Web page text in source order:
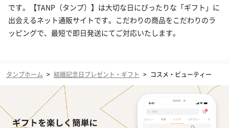
です。【TANP（タンプ）】は大切な日にぴったりな「ギフト」に
出会えるネット通販サイトです。こだわりの商品をこだわりのラ
ッピングで、最短で即日発送にてご対応いたします。
タンプホーム > 結婚記念日プレゼント・ギフト > コスメ・ビューティー